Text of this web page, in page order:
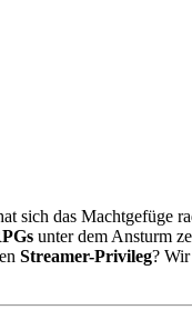
sich das Machtgefüge
unter dem Ansturm
Streamer-Privileg?